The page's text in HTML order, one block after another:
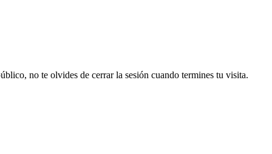
no te olvides de cerrar la sesión cuando termines tu visita.